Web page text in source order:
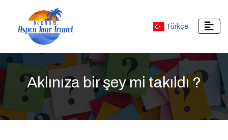
Türkçe
Aklınıza bir şey mi takıldı ?